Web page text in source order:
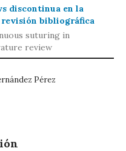
discontinua en la
bibliográfica
suturing in
review
Pérez